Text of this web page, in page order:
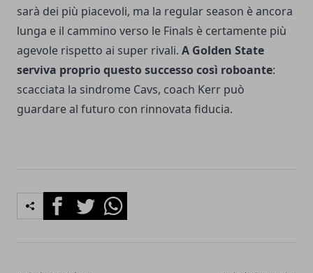
sarà dei più piacevoli, ma la regular season è ancora
lunga e il cammino verso le Finals è certamente più
agevole rispetto ai super rivali. A Golden State
serviva proprio questo successo così roboante:
scacciata la sindrome Cavs, coach Kerr può
guardare al futuro con rinnovata fiducia.
FacebookTwitterWhatsapp